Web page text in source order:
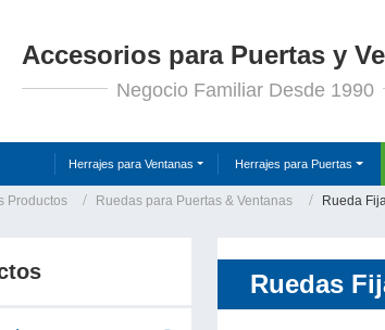
Accesorios para Puertas y
Negocio Familiar Desde 1990
Herrajes para Ventanas Herrajes para Puertas
Productos Ruedas para Puertas & Ventanas Rueda
Ruedas